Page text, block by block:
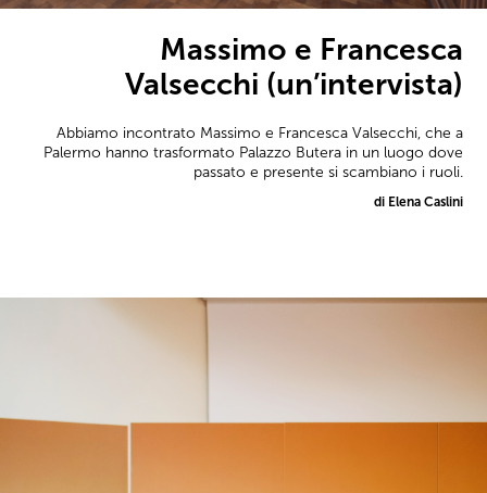
Massimo e Francesca
Valsecchi (un’intervista)
Abbiamo incontrato Massimo e Francesca Valsecchi, che a
Palermo hanno trasformato Palazzo Butera in un luogo dove
passato e presente si scambiano i ruoli.
di Elena Caslini